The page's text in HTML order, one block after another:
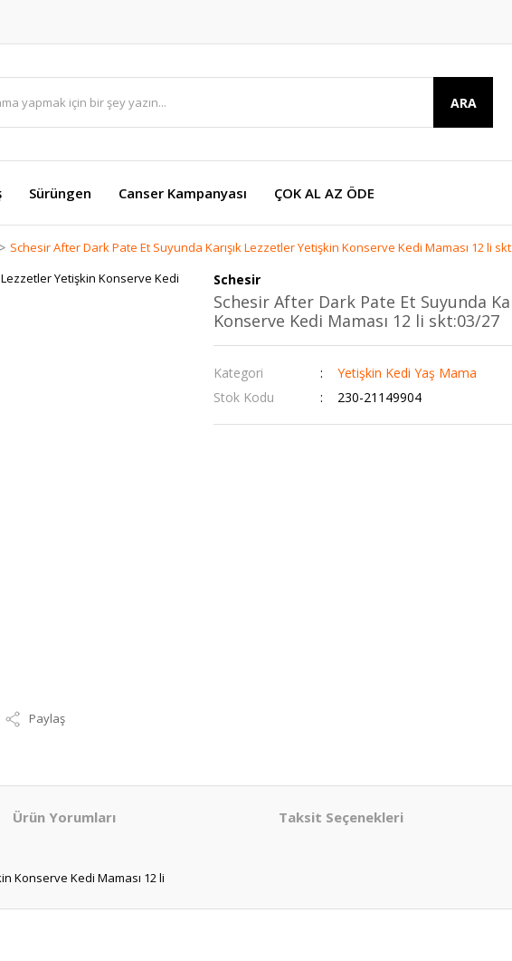
ARA
Sürüngen Canser Kampanyası ÇOK AL AZ ÖDE
Schesir After Dark Pate Et Suyunda Karışık Lezzetler Yetişkin Konserve Kedi Maması 12 li
Paylaş
Schesir
Schesir After Dark Pate Et Suyunda
Konserve Kedi Maması 12 li skt:03/27
Kategori
Yetişkin Kedi Yaş Mama
Stok Kodu
230-21149904
Ürün Yorumları Taksit Seçenekleri
Konserve Kedi Maması 12 li